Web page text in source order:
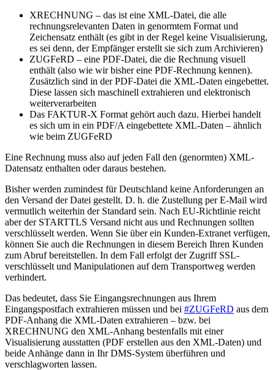
XRECHNUNG – das ist eine XML-Datei, die alle
rechnungsrelevanten Daten in genormtem Format und
Zeichensatz enthält (es gibt in der Regel keine Visualisierung,
es sei denn, der Empfänger erstellt sie sich zum Archivieren)
ZUGFeRD – eine PDF-Datei, die die Rechnung visuell
enthält (also wie wir bisher eine PDF-Rechnung kennen).
Zusätzlich sind in der PDF-Datei die XML-Daten eingebettet.
Diese lassen sich maschinell extrahieren und elektronisch
weiterverarbeiten
Das FAKTUR-X Format gehört auch dazu. Hierbei handelt
es sich um in ein PDF/A eingebettete XML-Daten – ähnlich
wie beim ZUGFeRD
Eine Rechnung muss also auf jeden Fall den (genormten) XML-
Datensatz enthalten oder daraus bestehen.
Bisher werden zumindest für Deutschland keine Anforderungen an
den Versand der Datei gestellt. D. h. die Zustellung per E-Mail wird
vermutlich weiterhin der Standard sein. Nach EU-Richtlinie reicht
aber der STARTTLS Versand nicht aus und Rechnungen sollten
verschlüsselt werden. Wenn Sie über ein Kunden-Extranet verfügen,
können Sie auch die Rechnungen in diesem Bereich Ihren Kunden
zum Abruf bereitstellen. In dem Fall erfolgt der Zugriff SSL-
verschlüsselt und Manipulationen auf dem Transportweg werden
verhindert.
Das bedeutet, dass Sie Eingangsrechnungen aus Ihrem
Eingangspostfach extrahieren müssen und bei #ZUGFeRD aus dem
PDF-Anhang die XML-Daten extrahieren – bzw. bei
XRECHNUNG den XML-Anhang bestenfalls mit einer
Visualisierung ausstatten (PDF erstellen aus den XML-Daten) und
beide Anhänge dann in Ihr DMS-System überführen und
verschlagworten lassen.